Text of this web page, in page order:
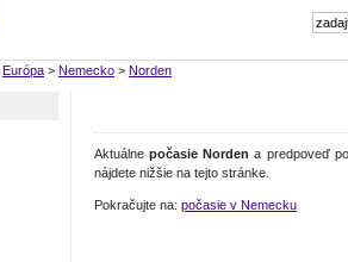
Európa > Nemecko > Norden
Aktuálnepočasie Norden a predpoveď
nájdete nižšie na tejto stránke.
Pokračujte na: počasie v Nemecku